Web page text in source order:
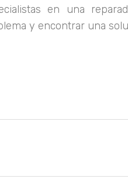
en una
y encontrar una